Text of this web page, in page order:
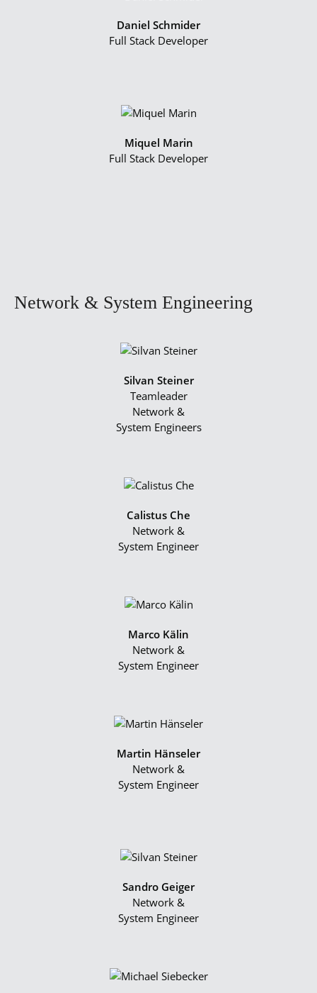
Daniel Schmider
Full Stack Developer
Miquel Marin
Full Stack Developer
Network & System Engineering
Silvan Steiner
Teamleader
Network &
System Engineers
Calistus Che
Network &
System Engineer
Marco Kälin
Network &
System Engineer
Martin Hänseler
Network &
System Engineer
Sandro Geiger
Network &
System Engineer